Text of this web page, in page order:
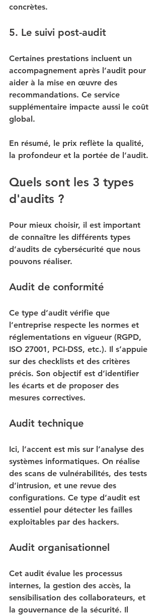
concrètes.
5. Le suivi post-audit
Certaines prestations incluent un
accompagnement après l’audit pour
aider à la mise en œuvre des
recommandations. Ce service
supplémentaire impacte aussi le coût
global.
En résumé, le prix reflète la qualité,
la profondeur et la portée de l’audit.
Quels sont les 3 types
d'audits ?
Pour mieux choisir, il est important
de connaître les différents types
d’audits de cybersécurité que nous
pouvons réaliser.
Audit de conformité
Ce type d’audit vérifie que
l’entreprise respecte les normes et
réglementations en vigueur (RGPD,
ISO 27001, PCI-DSS, etc.). Il s’appuie
sur des checklists et des critères
précis. Son objectif est d’identifier
les écarts et de proposer des
mesures correctives.
Audit technique
Ici, l’accent est mis sur l’analyse des
systèmes informatiques. On réalise
des scans de vulnérabilités, des tests
d’intrusion, et une revue des
configurations. Ce type d’audit est
essentiel pour détecter les failles
exploitables par des hackers.
Audit organisationnel
Cet audit évalue les processus
internes, la gestion des accès, la
sensibilisation des collaborateurs, et
la gouvernance de la sécurité. Il